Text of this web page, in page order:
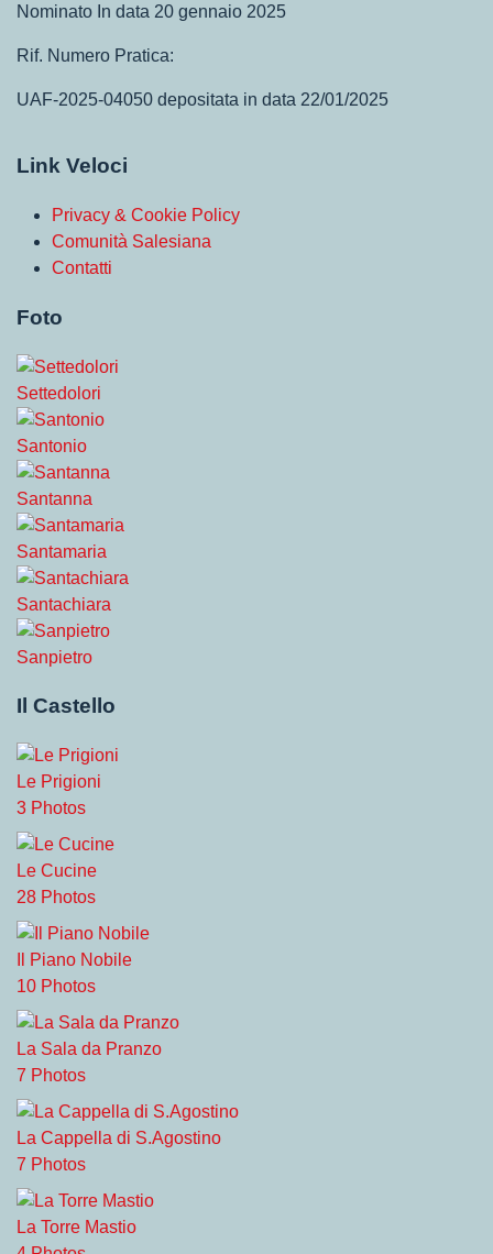
Nominato In data 20 gennaio 2025
Rif. Numero Pratica:
UAF-2025-04050 depositata in data 22/01/2025
Link Veloci
Privacy & Cookie Policy
Comunità Salesiana
Contatti
Foto
Settedolori
Santonio
Santanna
Santamaria
Santachiara
Sanpietro
Il Castello
Le Prigioni
3 Photos
Le Cucine
28 Photos
Il Piano Nobile
10 Photos
La Sala da Pranzo
7 Photos
La Cappella di S.Agostino
7 Photos
La Torre Mastio